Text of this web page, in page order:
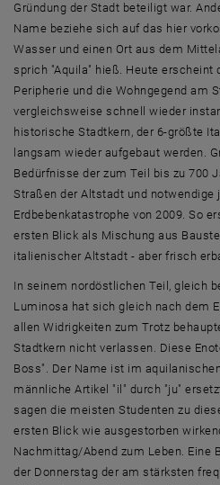
Gründung der Stadt beteiligt war.
Name beziehe sich auf das hier
Wasser und einen Ort aus dem
sprich "Aquila" hieß. Heute erscheint
Peripherie und die Wohngegend am
vergleichsweise schnell wieder
historische Stadtkern, der 6-größte
langsam wieder aufgebaut werden.
Bedürfnisse der zum Teil bis zu 700
Straßen der Altstadt und
Erdbebenkatastrophe von 2009. So
ersten Blick als Mischung aus
italienischer Altstadt - aber frisch
In seinem nordöstlichen Teil, gleich
Luminosa hat sich gleich nach dem
allen Widrigkeiten zum Trotz
Stadtkern nicht verlassen. Diese
Boss". Der Name ist im
männliche Artikel "il" durch "ju"
sagen die meisten Studenten zu
ersten Blick wie ausgestorben
Nachmittag/Abend zum Leben. Eine
der Donnerstag der am stärksten